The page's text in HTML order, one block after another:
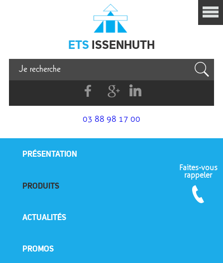
Issenhuth
ETS ISSENHUTH
FacebookG+
Linkedin
03 88 98 17 00
PRÉSENTATION
PRODUITS
ACTUALITÉS
PROMOS
Faites-vous
rappeler